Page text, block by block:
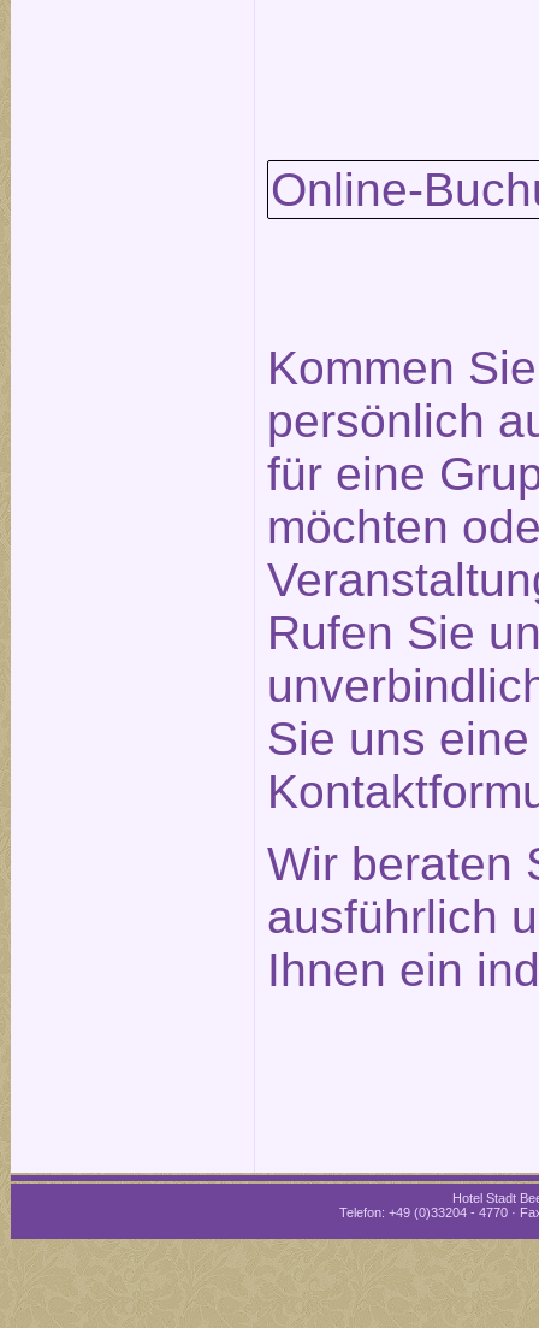
Online-
Kommen
persönlich
für eine
möchten
Rufen Sie
Sie uns
Wir beraten
ausführlich
Ihnen ein
Hotel Stadt
Telefon: +49 (0)33204 - 4770 ·